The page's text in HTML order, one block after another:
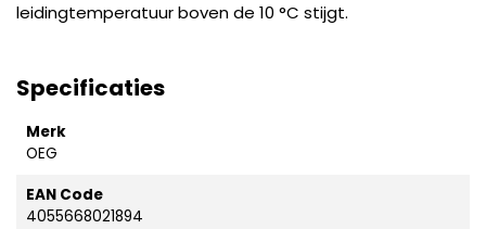
leidingtemperatuur boven de 10 °C stijgt.
Specificaties
Merk
OEG
EAN Code
4055668021894